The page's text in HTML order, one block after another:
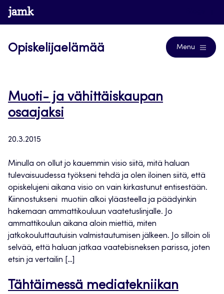
Siirry
suoraan
www.jamk.fi
Opiskelijaelämää Menu
Muoti- ja vähittäiskaupan
osaajaksi
20.3.2015
Minulla on ollut jo kauemmin visio siitä, mitä haluan
tulevaisuudessa työkseni tehdä ja olen iloinen siitä, että
opiskelujeni aikana visio on vain kirkastunut entisestään.
Kiinnostukseni muotiin alkoi yläasteella ja päädyinkin
hakemaan ammattikouluun vaatetuslinjalle. Jo
ammattikoulun aikana aloin miettiä, miten
jatkokouluttautuisin valmistautumisen jälkeen. Jo silloin oli
selvää, että haluan jatkaa vaatebisneksen parissa, joten
etsin ja vertailin […]
Tähtäimessä mediatekniikan